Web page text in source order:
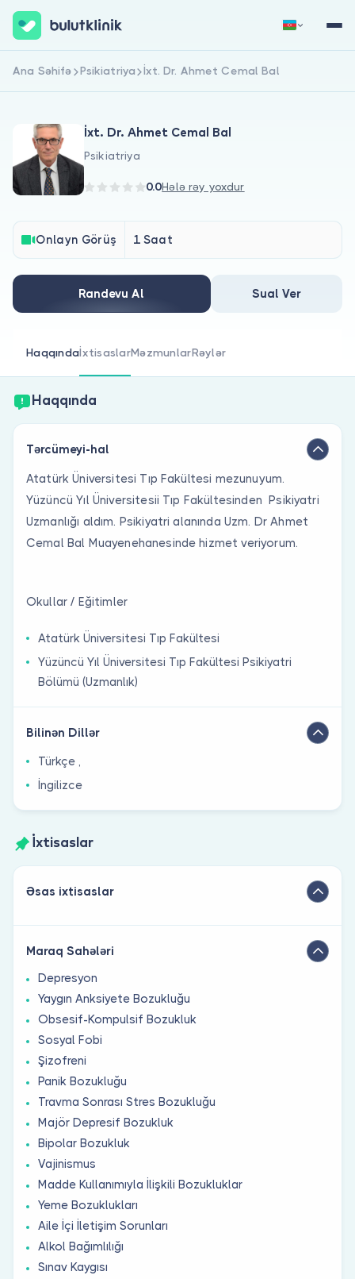
Xəstələr üçün
Həkimlər üçün
Həkim siniz?
Qeydiyyat Daxil Ol
Ana Səhifə Psikiatriya İxt. Dr. Ahmet Cemal Bal
İxt. Dr. Ahmet Cemal Bal
Psikiatriya
0.0Hələ rəy yoxdur
Onlayn Görüş 1 Saat
Randevu Al Sual Ver
HaqqındaİxtisaslarMəzmunlarRəylər
Haqqında
Tərcümeyi-hal
Atatürk Üniversitesi Tıp Fakültesi mezunuyum.
Yüzüncü Yıl Üniversitesii Tıp Fakültesinden Psikiyatri
Uzmanlığı aldım. Psikiyatri alanında Uzm. Dr Ahmet
Cemal Bal Muayenehanesinde hizmet veriyorum.
Okullar / Eğitimler
Atatürk Üniversitesi Tıp Fakültesi
Yüzüncü Yıl Üniversitesi Tıp Fakültesi Psikiyatri
Bölümü (Uzmanlık)
Bilinən Dillər
Türkçe ,
İngilizce
İxtisaslar
Əsas ixtisaslar
Maraq Sahələri
Depresyon
Yaygın Anksiyete Bozukluğu
Obsesif-Kompulsif Bozukluk
Sosyal Fobi
Şizofreni
Panik Bozukluğu
Travma Sonrası Stres Bozukluğu
Majör Depresif Bozukluk
Bipolar Bozukluk
Vajinismus
Madde Kullanımıyla İlişkili Bozukluklar
Yeme Bozuklukları
Aile İçi İletişim Sorunları
Alkol Bağımlılığı
Sınav Kaygısı